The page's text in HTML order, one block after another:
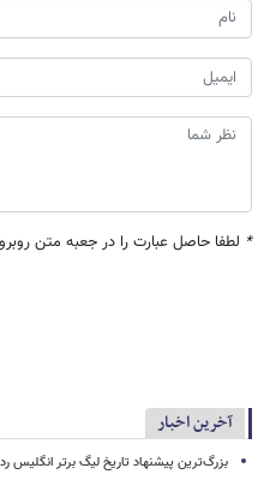
* لطفا حاصل عبارت را در جعبه متن
آخرین اخبار
بزرگ‌ترین پیشنهاد تاریخ لیگ برتر انگلیس